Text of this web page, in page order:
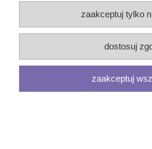
odporności na zadrapania i
Kolekcja posiada certyfikat
wysoką jakość i
zaakceptuj tylko
dostosuj
zaakceptuj